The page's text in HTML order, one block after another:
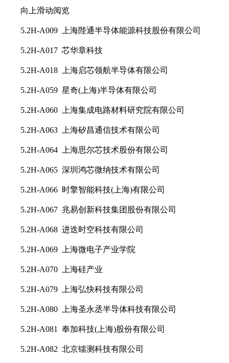
向上滑动阅览
5.2H-A009 上海陛通半导体能源科技股份有限公司
5.2H-A017 芯华章科技
5.2H-A018 上海启芯领航半导体有限公司
5.2H-A059 星奇(上海)半导体有限公司
5.2H-A060 上海集成电路材料研究院有限公司
5.2H-A063 上海矽昌通信技术有限公司
5.2H-A064 上海思尔芯技术股份有限公司
5.2H-A065 深圳鸿芯微纳技术有限公司
5.2H-A066 时擎智能科技(上海)有限公司
5.2H-A067 兆易创新科技集团股份有限公司
5.2H-A068 进迭时空科技有限公司
5.2H-A069 上海微电子产业学院
5.2H-A070 上海硅产业
5.2H-A079 上海弘快科技有限公司
5.2H-A080 上海圣永丞半导体科技有限公司
5.2H-A081 奉加科技(上海)股份有限公司
5.2H-A082 北京镭测科技有限公司